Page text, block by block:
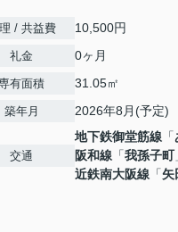
/ 共益費 10,500円
礼金 0ヶ月
有面積 31.05㎡
築年月 2026年8月(予定)
交通
地下鉄御堂筋線 「
阪和線 「我孫子町
近鉄南大阪線 「矢